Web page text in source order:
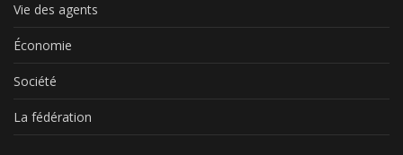
Vie des agents
Économie
Société
La fédération